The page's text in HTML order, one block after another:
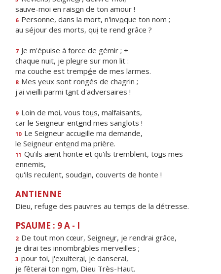
sauve-moi en raison de ton amour !
6 Personne, dans la mort, n'invoque ton nom ;
au séjour des morts, qui te rend grâce ?
7 Je m'épuise à force de gémir ; +
chaque nuit, je pleure sur mon lit :
ma couche est trempée de mes larmes.
8 Mes yeux sont rongés de chagrin ;
j'ai vieilli parmi tant d'adversaires !
9 Loin de moi, vous tous, malfaisants,
car le Seigneur entend mes sanglots !
10 Le Seigneur accueille ma demande,
le Seigneur entend ma prière.
11 Qu'ils aient honte et qu'ils tremblent, tous mes
ennemis,
qu'ils reculent, soudain, couverts de honte !
ANTIENNE
Dieu, refuge des pauvres au temps de la détresse.
PSAUME : 9 A - I
2 De tout mon cœur, Seigneur, je rendrai grâce,
je dirai tes innombrables merveilles ;
3 pour toi, j'exulterai, je danserai,
je fêterai ton nom, Dieu Très-Haut.